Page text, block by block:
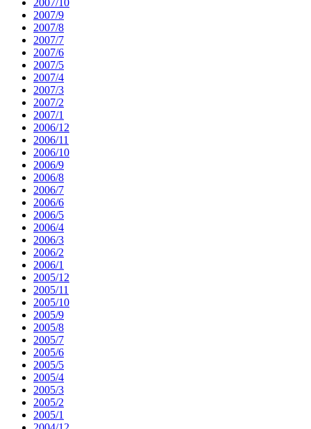
2007/9
2007/8
2007/7
2007/6
2007/5
2007/4
2007/3
2007/2
2007/1
2006/12
2006/11
2006/10
2006/9
2006/8
2006/7
2006/6
2006/5
2006/4
2006/3
2006/2
2006/1
2005/12
2005/11
2005/10
2005/9
2005/8
2005/7
2005/6
2005/5
2005/4
2005/3
2005/2
2005/1